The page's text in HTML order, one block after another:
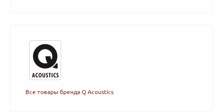
Все товары бренда Q Acoustics